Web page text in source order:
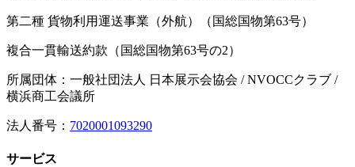
第二種 貨物利用運送事業（外航）（国総国物第63号）
複合一貫輸送約款（国総国物第63号の2）
所属団体：一般社団法人 日本展示会協会 / NVOCCクラブ /
横浜商工会議所
法人番号： 7020001093290
サービス